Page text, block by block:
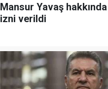
Mansur Yavaş
izni verildi